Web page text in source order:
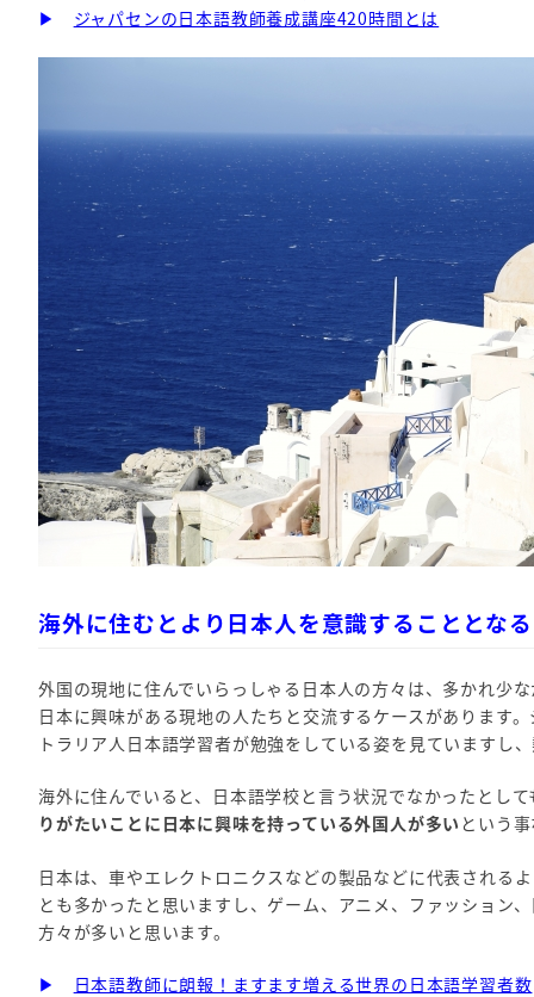
▶
ジャパセンの日本語教師養成講座420時間とは
海外に住むとより日本人を意識することとな
外国の現地に住んでいらっしゃる日本人の方々は、多かれ少
日本に興味がある現地の人たちと交流するケースがあります
トラリア人日本語学習者が勉強をしている姿を見ていますし
海外に住んでいると、日本語学校と言う状況でなかったとし
りがたいことに日本に興味を持っている外国人が多い という
日本は、車やエレクトロニクスなどの製品などに代表される
とも多かったと思いますし、ゲーム、アニメ、ファッション
方々が多いと思います。
▶ 日本語教師に朗報！ますます増える世界の日本語学習者数